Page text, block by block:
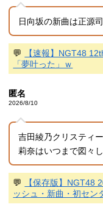
日向坂の新曲は正源
💬
【速報】NGT48
「夢叶った」ｗ
匿名
2026/8/10
吉田綾乃クリスティ
莉奈はいつまで図々
💬
【保存版】NGT48
ッシュ・新曲・初セン